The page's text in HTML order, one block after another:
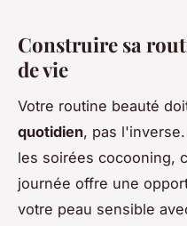
Construire sa
de vie
Votre routine beauté
quotidien, pas
les soirées cocooning,
journée offre une
votre peau sensible